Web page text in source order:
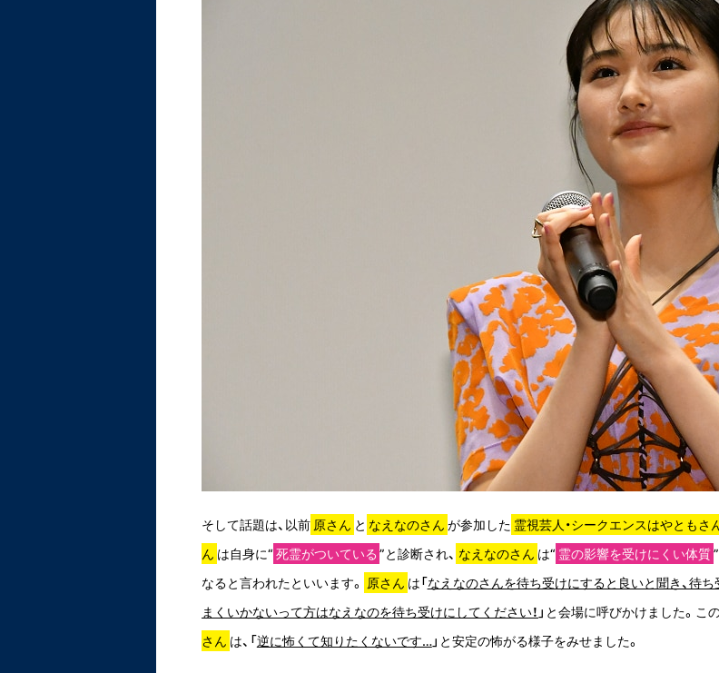
そして話題は、以前 原さん と なえなのさん が参加した 霊視芸人・シークエンスはやともさ
ん は自身に“ 死霊がついている ”と診断され、 なえなのさん は“ 霊の影響を受けにくい体質
なると言われたといいます。
原さん は「なえなのさんを待ち受けにすると良いと聞き、待
まくいかないって方はなえなのを待ち受けにしてください！ 」と会場に呼びかけました。こ
さん は、「逆に怖くて知りたくないです…」と安定の怖がる様子をみせました。